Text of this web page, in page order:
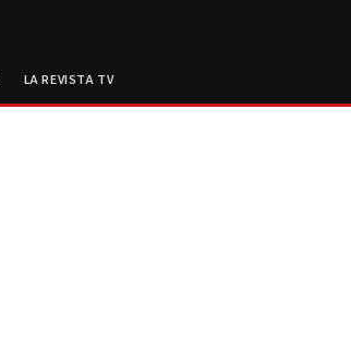
LA REVISTA TV